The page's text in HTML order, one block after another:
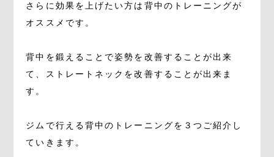
さらに効果を上げたい方は背中のトレーニングが
オススメです。
背中を鍛えることで姿勢を改善することが出来
て、ストレートネックを改善することが出来ま
す。
ジムで行える背中のトレーニングを３つご紹介し
ていきます。